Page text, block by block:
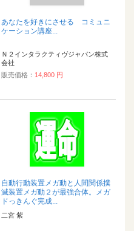
あなたを好きにさせる コミュニ
ケーション講座...
Ｎ２インタラクティヴジャパン株式
会社
販売価格： 14,800 円
自動行動装置メガ動と人間関係撲
滅装置メガ動２が最強合体。メガ
ドっきんぐ完成...
二宮 紫